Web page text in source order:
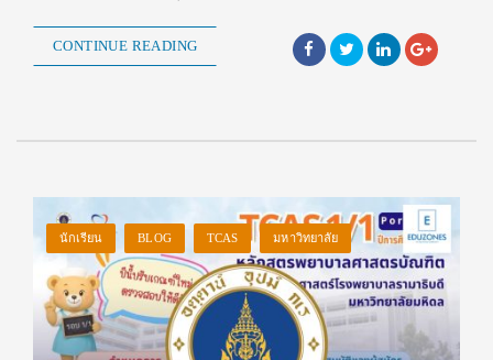
CONTINUE READING
นักเรียน BLOG TCAS มหาวิทยาลัย